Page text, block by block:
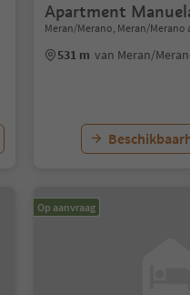
Apartment
Meran/Merano, Meran/Merano
531 m van Meran/
Op aanvraag